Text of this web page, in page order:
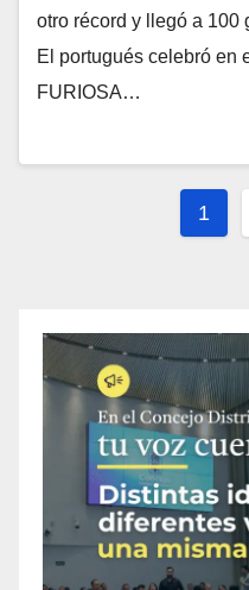
otro récord y llegó a 100
El portugués celebró en
FURIOSA…
1